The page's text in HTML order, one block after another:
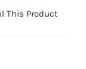
This Product